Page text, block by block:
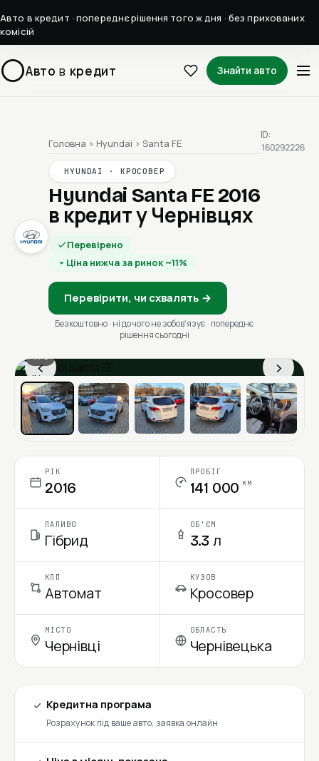
Авто в кредит · попереднє рішення того ж дня · без прихованих
комісій
Авто в кредит Знайти авто
Головна › Hyundai › Santa FE
HYUNDAI · КРОСОВЕР
Hyundai Santa FE 2016
в кредит у Чернівцях
Перевірено
Ціна нижча за ринок ~11%
Перевірити, чи схвалять →
Безкоштовно · ні до чого не зобовʼязує · попереднє
рішення сьогодні
ID:
160292226
‹ ›
1 / 6
Ціна в місяць
РІК
2016
ПРОБІГ
141 000 км
ПАЛИВО
Гібрид
ОБ'ЄМ
3.3 л
КПП
Автомат
КУЗОВ
Кросовер
МІСТО
Чернівці
ОБЛАСТЬ
Чернівецька
Кредитна програма
Розрахунок під ваше авто, заявка онлайн